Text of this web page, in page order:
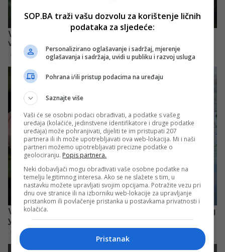
SOP.BA traži vašu dozvolu za korištenje ličnih
podataka za sljedeće:
Personalizirano oglašavanje i sadržaj, mjerenje
oglašavanja i sadržaja, uvidi u publiku i razvoj usluga
Pohrana i/ili pristup podacima na uređaju
Saznajte više
Vaši će se osobni podaci obrađivati, a podatke s vašeg
uređaja (kolačiće, jedinstvene identifikatore i druge podatke
uređaja) može pohranjivati, dijeliti te im pristupati 207
partnera ili ih može upotrebljavati ova web-lokacija. Mi i naši
partneri možemo upotrebljavati precizne podatke o
geolociranju. Popis partnera.
Neki dobavljači mogu obrađivati vaše osobne podatke na
temelju legitimnog interesa. Ako se ne slažete s tim, u
nastavku možete upravljati svojim opcijama. Potražite vezu pri
dnu ove stranice ili na izborniku web-lokacije za upravljanje
pristankom ili povlačenje pristanka u postavkama privatnosti i
kolačića.
Pristanak